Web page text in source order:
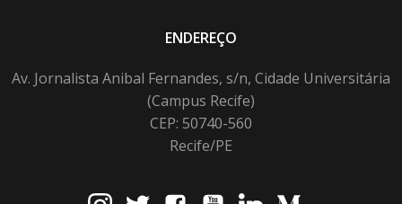
ENDEREÇO
Av. Jornalista Anibal Fernandes, s/n, Cidade Universitária
(Campus Recife)
CEP: 50740-560
Recife/PE